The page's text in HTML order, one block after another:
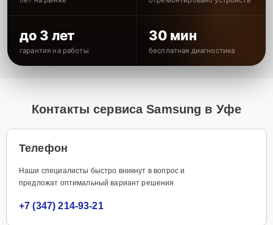
до 3 лет
гарантия на работы
30 мин
бесплатная диагностика
Контакты сервиса Samsung в Уфе
Телефон
Наши специалисты быстро вникнут в вопрос и
предложат оптимальный вариант решения
+7 (347) 214-93-21